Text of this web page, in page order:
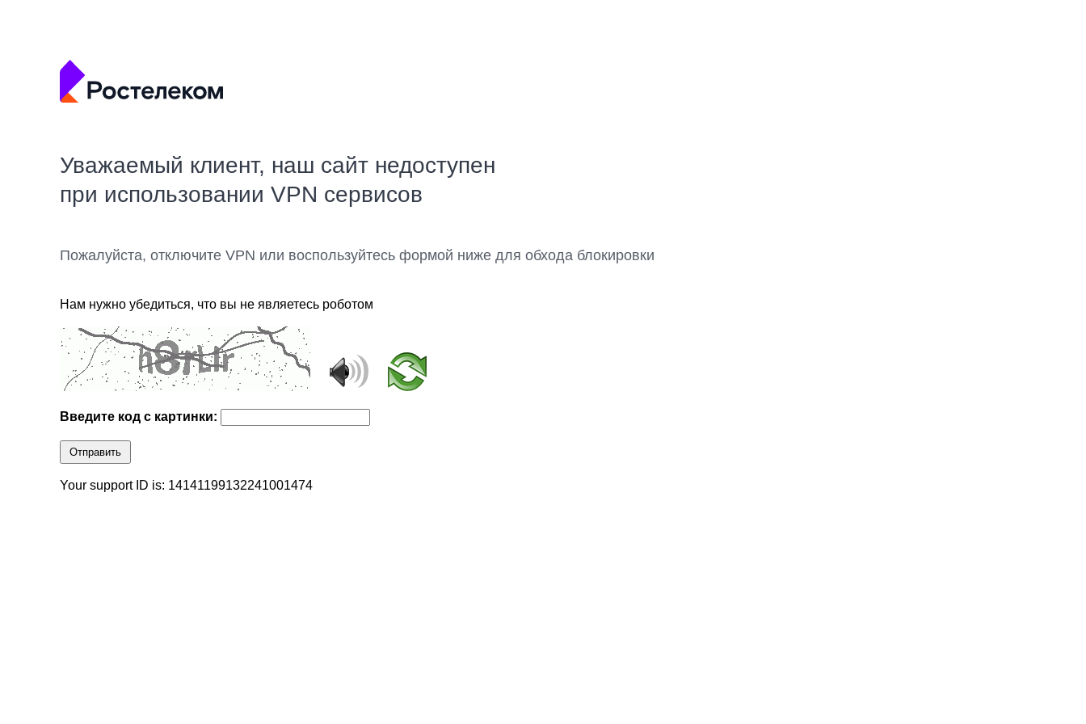
Уважаемый клиент, наш сайт недоступен
при использовании VPN сервисов
Пожалуйста, отключите VPN или воспользуйтесь формой ниже для обхода блокировки
Нам нужно убедиться, что вы не являетесь роботом
Введите код с картинки:
Отправить
Your support ID is: 14141199132241001474